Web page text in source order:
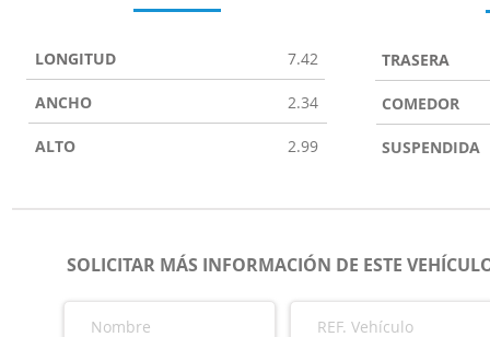
LONGITUD 7.42
ANCHO 2.34
ALTO 2.99
TRASERA
COMEDOR
SUSPENDIDA
SOLICITAR MÁS INFORMACIÓN DE ESTE